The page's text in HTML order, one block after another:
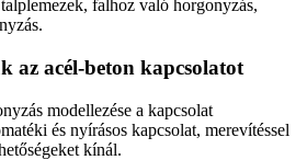
falhoz való horgonyzás,
az acél-beton kapcsolatot
modellezése a kapcsolat
és nyírásos kapcsolat, merevítéssel
kínál.